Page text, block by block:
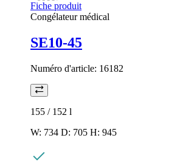
Fiche produit
Congélateur médical
SE10-45
Numéro d'article: 16182
155 / 152 l
W: 734 D: 705 H: 945